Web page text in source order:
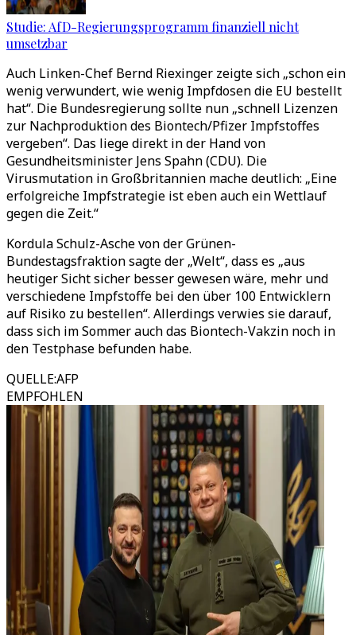
Studie: AfD-Regierungsprogramm finanziell nicht
umsetzbar
Auch Linken-Chef Bernd Riexinger zeigte sich „schon ein
wenig verwundert, wie wenig Impfdosen die EU bestellt
hat“. Die Bundesregierung sollte nun „schnell Lizenzen
zur Nachproduktion des Biontech/Pfizer Impfstoffes
vergeben“. Das liege direkt in der Hand von
Gesundheitsminister Jens Spahn (CDU). Die
Virusmutation in Großbritannien mache deutlich: „Eine
erfolgreiche Impfstrategie ist eben auch ein Wettlauf
gegen die Zeit.“
Kordula Schulz-Asche von der Grünen-
Bundestagsfraktion sagte der „Welt“, dass es „aus
heutiger Sicht sicher besser gewesen wäre, mehr und
verschiedene Impfstoffe bei den über 100 Entwicklern
auf Risiko zu bestellen“. Allerdings verwies sie darauf,
dass sich im Sommer auch das Biontech-Vakzin noch in
den Testphase befunden habe.
QUELLE:AFP
EMPFOHLEN